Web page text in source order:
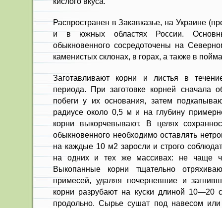
Распространен в Закавказье, на Украине
и в южных областях России.
обыкновенного сос­редоточены на
каменистых склонах, в го­рах, а также в
Заготавливают корни и листья в
периода. При заготовке корней сначала
побеги у их осно­вания, затем
радиусе около 0,5 м и на глубину
корни выкорчевывают. В целях
обыкно­венного необходимо оставлять
на каждые 10 м2 заросли и строго
на одних и тех же массивах: не чаще
Выкопанные корни тщательно
примесей, удаляя почерневшие и
корни разрубают на куски длиной 10—20
продольно. Сырье сушат под навесом